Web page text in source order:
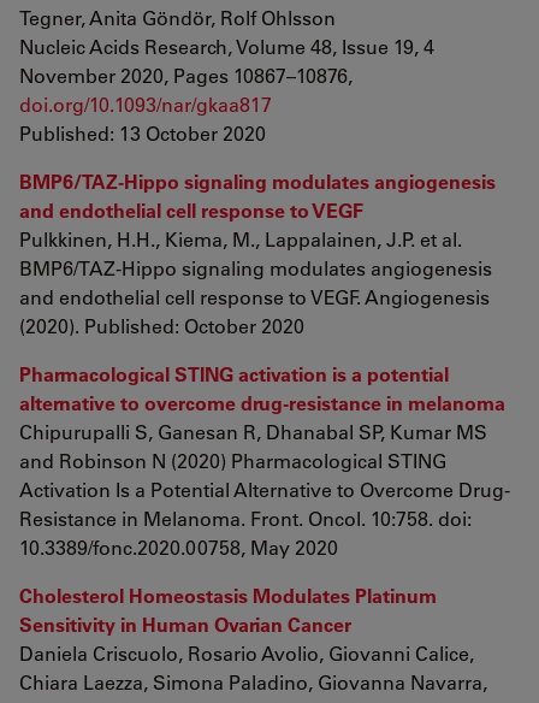
Tegner, Anita Göndör, Rolf Ohlsson
Nucleic Acids Research, Volume 48, Issue 19, 4
November 2020, Pages 10867–10876,
doi.org/10.1093/nar/gkaa817
Published: 13 October 2020
BMP6/TAZ-Hippo signaling modulates angiogenesis
and endothelial cell response to VEGF
Pulkkinen, H.H., Kiema, M., Lappalainen, J.P. et al.
BMP6/TAZ-Hippo signaling modulates angiogenesis
and endothelial cell response to VEGF. Angiogenesis
(2020). Published: October 2020
Pharmacological STING activation is a potential
alternative to overcome drug-resistance in melanoma
Chipurupalli S, Ganesan R, Dhanabal SP, Kumar MS
and Robinson N (2020) Pharmacological STING
Activation Is a Potential Alternative to Overcome Drug-
Resistance in Melanoma. Front. Oncol. 10:758. doi:
10.3389/fonc.2020.00758, May 2020
Cholesterol Homeostasis Modulates Platinum
Sensitivity in Human Ovarian Cancer
Daniela Criscuolo, Rosario Avolio, Giovanni Calice,
Chiara Laezza, Simona Paladino, Giovanna Navarra,